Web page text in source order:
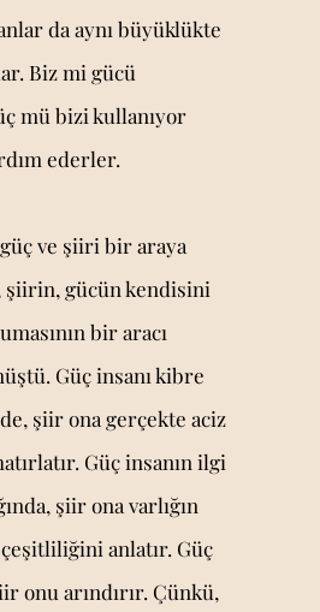
da aynı büyüklükte
Biz mi gücü
mü bizi kullanıyor
ederler.
güç ve şiiri bir araya
gücün kendisini
bir aracı
Güç insanı kibre
şiir ona gerçekte aciz
Güç insanın ilgi
şiir ona varlığın
anlatır. Güç
onu arındırır. Çünkü,